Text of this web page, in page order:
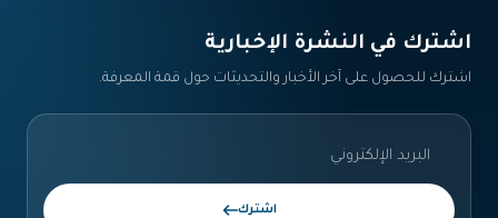
اشترك في النشرة الإخبارية‎
اشترك للحصول على آخر الأخبار والتحديثات حول قمة المعرفة.
اشترك